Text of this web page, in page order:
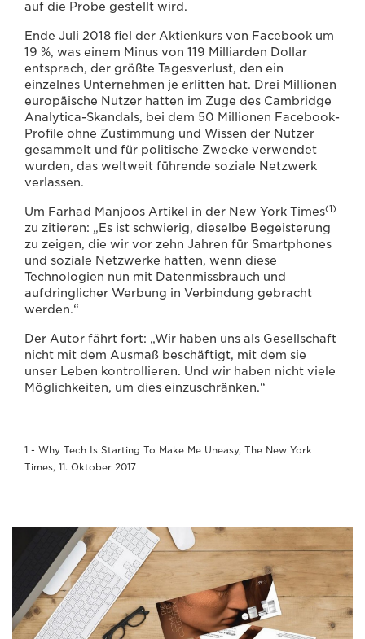
auf die Probe gestellt wird.
Ende Juli 2018 fiel der Aktienkurs von Facebook um
19 %, was einem Minus von 119 Milliarden Dollar
entsprach, der größte Tagesverlust, den ein
einzelnes Unternehmen je erlitten hat. Drei Millionen
europäische Nutzer hatten im Zuge des Cambridge
Analytica-Skandals, bei dem 50 Millionen Facebook-
Profile ohne Zustimmung und Wissen der Nutzer
gesammelt und für politische Zwecke verwendet
wurden, das weltweit führende soziale Netzwerk
verlassen.
Um Farhad Manjoos Artikel in der New York Times(1)
zu zitieren: „Es ist schwierig, dieselbe Begeisterung
zu zeigen, die wir vor zehn Jahren für Smartphones
und soziale Netzwerke hatten, wenn diese
Technologien nun mit Datenmissbrauch und
aufdringlicher Werbung in Verbindung gebracht
werden.“
Der Autor fährt fort: „Wir haben uns als Gesellschaft
nicht mit dem Ausmaß beschäftigt, mit dem sie
unser Leben kontrollieren. Und wir haben nicht viele
Möglichkeiten, um dies einzuschränken.“
1 - Why Tech Is Starting To Make Me Uneasy, The New York
Times, 11. Oktober 2017